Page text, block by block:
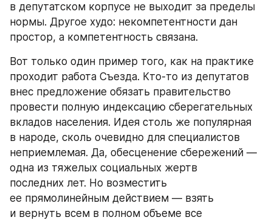
в депутатском корпусе не выходит за пределы
нормы. Другое худо: некомпетентности дан
простор, а компетентность связана.
Вот только один пример того, как на практике
проходит работа Съезда. Кто-то из депутатов
внес предложение обязать правительство
провести полную индексацию сберегательных
вкладов населения. Идея столь же популярная
в народе, сколь очевидно для специалистов
неприемлемая. Да, обесценение сбережений —
одна из тяжелых социальных жертв
последних лет. Но возместить
ее прямолинейным действием — взять
и вернуть всем в полном объеме все